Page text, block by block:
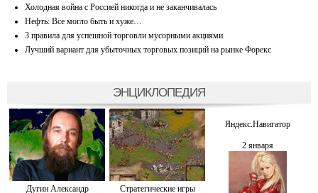
Холодная война с Россией никогда и не заканчивалась
Нефть: Все могло быть и хуже…
3 правила для успешной торговли мусорными акциями
Лучший вариант для убыточных торговых позиций на рынке Форекс
ЭНЦИКЛОПЕДИЯ
Дугин Александр Стратегические игры
Яндекс.Навигатор
2 января